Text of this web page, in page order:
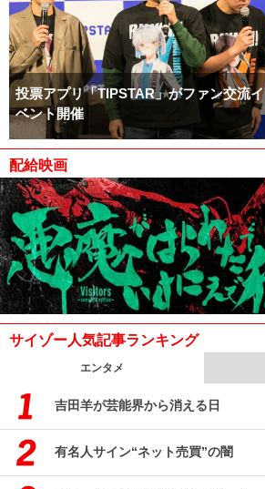
投票アプリ「TIPSTAR」がファン交流イ
ベント開催
配給映画
サイゾー人気記事ランキング
エンタメ
吉田羊が芸能界から消える日
有名人サイン“ネット売買”の闇